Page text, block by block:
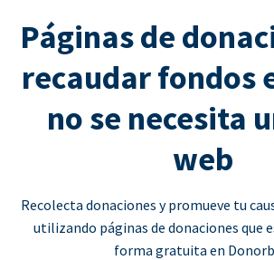
Páginas de
recaudar fondos
no se necesita
web
Recolecta donaciones y promueve tu
utilizando páginas de donaciones que
forma gratuita en